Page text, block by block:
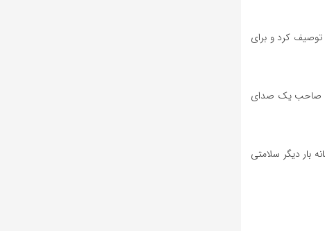
توصیف کرد و برای
صاحب یک صدای
بار دیگر سلامتی